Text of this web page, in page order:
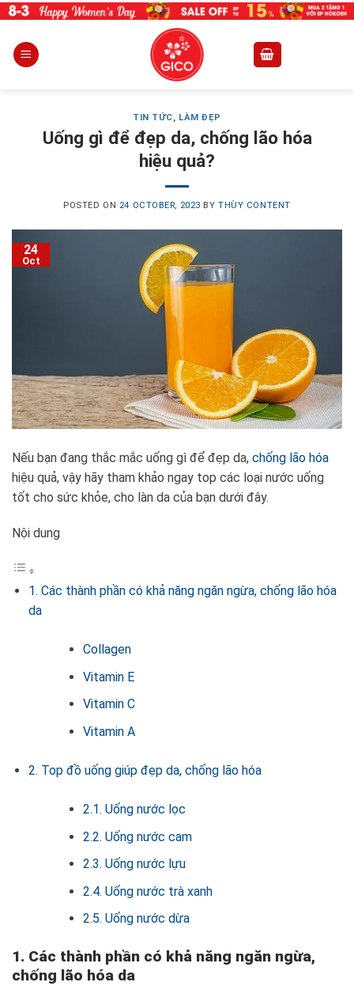
Skip
content
TIN TỨC, LÀM ĐẸP
Uống gì để đẹp da, chống lão hóa
hiệu quả?
POSTED ON 24 OCTOBER, 2023 BYTHÙY CONTENT
24
Oct
Nếu bạn đang thắc mắc uống gì để đẹp da, chống lão hóa
hiệu quả, vậy hãy tham khảo ngay top các loại nước uống
tốt cho sức khỏe, cho làn da của bạn dưới đây.
Nội dung
1. Các thành phần có khả năng ngăn ngừa, chống lão hóa
da
Collagen
Vitamin E
Vitamin C
Vitamin A
2. Top đồ uống giúp đẹp da, chống lão hóa
2.1. Uống nước lọc
2.2. Uống nước cam
2.3. Uống nước lựu
2.4. Uống nước trà xanh
2.5. Uống nước dừa
1. Các thành phần có khả năng ngăn ngừa,
chống lão hóa da